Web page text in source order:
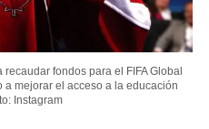
fondos para el FIFA Global
mejorar el acceso a la educación
Instagram